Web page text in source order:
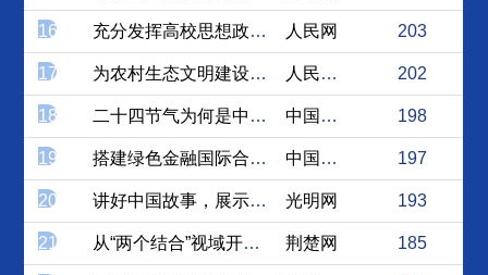
16 充分发挥高校思想政治教育重... 人民网 203
17 为农村生态文明建设提供保障 人民论坛网 202
18 二十四节气为何是中国农业文... 中国新闻网 198
19 搭建绿色金融国际合作桥梁 ... 中国社会科学网 197
20 讲好中国故事，展示文化魅力 光明网 193
21 从“两个结合”视域开掘新时... 荆楚网 185